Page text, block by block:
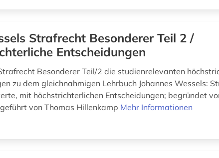
Strafrecht Besonderer Teil 2 /
Entscheidungen
Besonderer Teil/2 die studienrelevanten
zu dem gleichnahmigen Lehrbuch Johannes Wessels:
mit höchstrichterlichen Entscheidungen; begründet
von Thomas Hillenkamp Mehr Informationen